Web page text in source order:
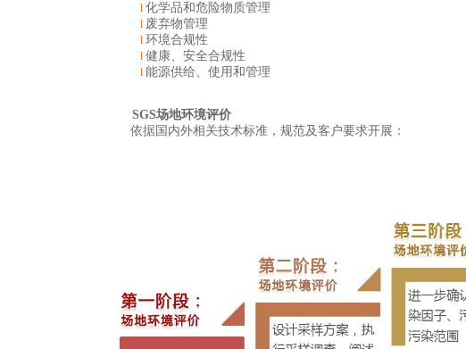
l 化学品和危险物质管理
l 废弃物管理
l 环境合规性
l 健康、安全合规性
l 能源供给、使用和管理
SGS场地环境评价
依据国内外相关技术标准，规范及客户要求开展：